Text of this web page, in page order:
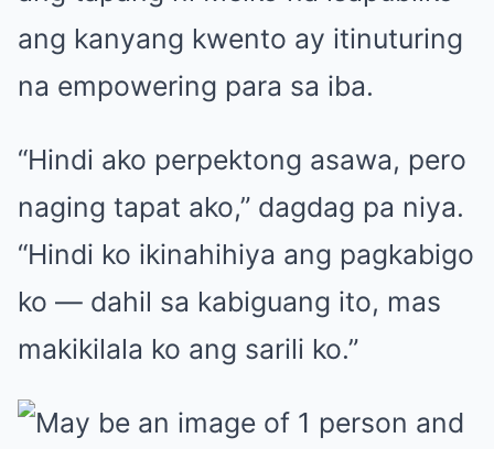
ang kanyang kwento ay itinuturing
na empowering para sa iba.
“Hindi ako perpektong asawa, pero
naging tapat ako,” dagdag pa niya.
“Hindi ko ikinahihiya ang pagkabigo
ko — dahil sa kabiguang ito, mas
makikilala ko ang sarili ko.”